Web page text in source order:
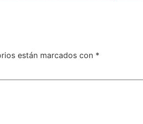
están marcados con *